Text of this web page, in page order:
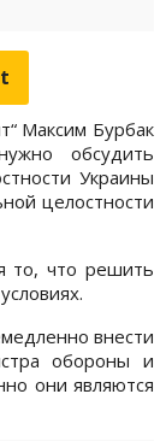
Максим Бурбак
обсудить
Украины
целостности
то, что решить
внести
обороны и
они являются